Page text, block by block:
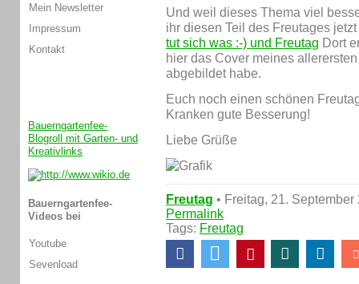
Und weil dieses Thema viel
ihr diesen Teil des Freutages
tut sich was :-) und Freutag Dort
hier das Cover meines
abgebildet habe.
Euch noch einen schönen
Kranken gute Besserung!
Liebe Grüße
Freutag • Freitag, 21. September
Permalink
Tags: Freutag
Mein Newsletter
Impressum
Kontakt
Bauerngartenfee-
Blogroll mit Garten- und
Kreativlinks
Bauerngartenfee-
Videos bei
Youtube
Sevenload